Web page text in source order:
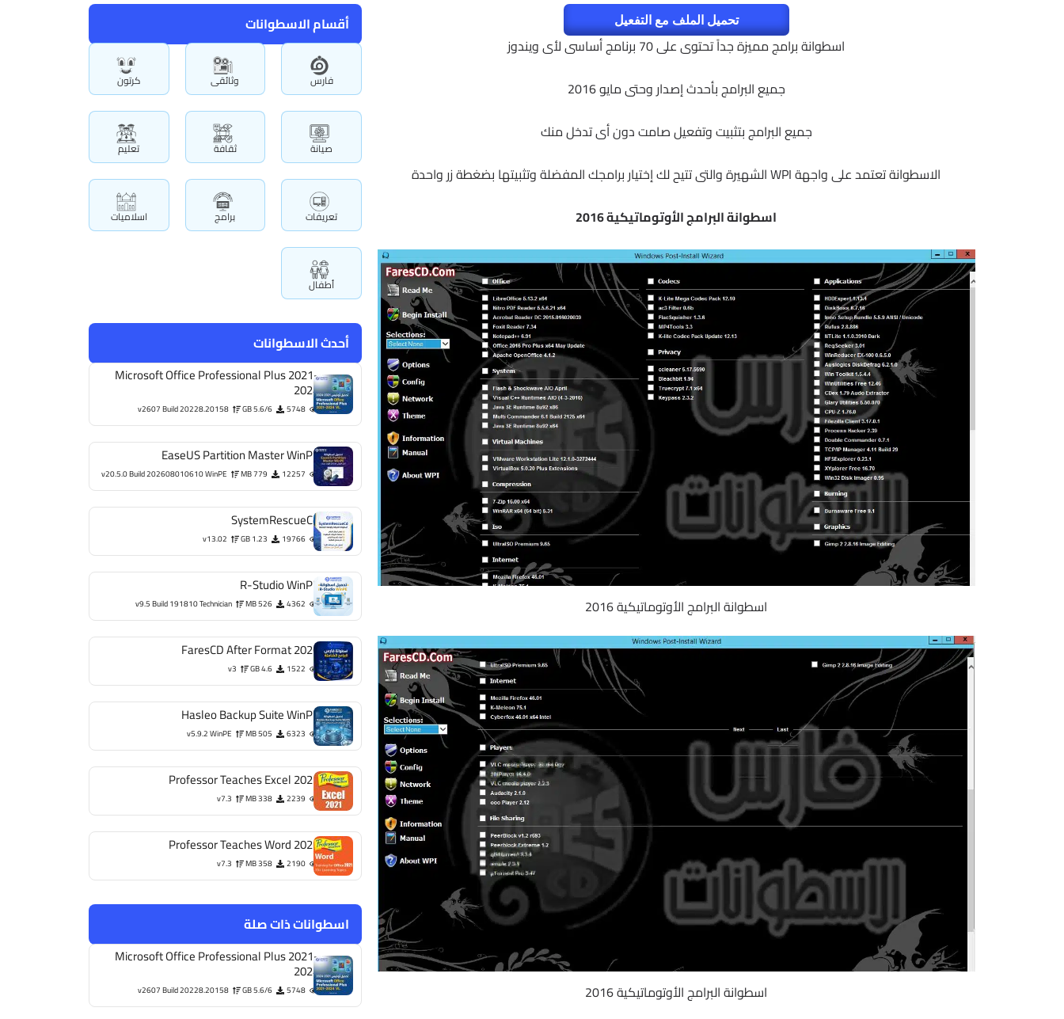
أقسام الاسطوانات
فارس وثائقى كرتون
صيانة ثقافة تعليم
تعريفات برامج اسلاميات
أطفال
أحدث الاسطوانات
Microsoft Office Professional Plus 2021-
2024
5748
5.6/6 GB
v2607 Build 20228.20158
EaseUS Partition Master WinPE
12257
779 MB
v20.5.0 Build 202608010610 WinPE
SystemRescueCd
19766
1.23 GB
v13.02
R-Studio WinPE
4362
526 MB
v9.5 Build 191810 Technician
FaresCD After Format 2026
1522
4.6 GB
v3
Hasleo Backup Suite WinPE
6323
505 MB
v5.9.2 WinPE
Professor Teaches Excel 2021
2239
338 MB
v7.3
Professor Teaches Word 2021
2190
358 MB
v7.3
اسطوانات ذات صلة
Microsoft Office Professional Plus 2021-
2024
5748
5.6/6 GB
v2607 Build 20228.20158
تحميل الملف مع التفعيل
اسطوانة برامج مميزة جداً تحتوى على 70 برنامج أساسى لأى ويندوز
جميع البرامج بأحدث إصدار وحتى مايو 2016
جميع البرامج بتثبيت وتفعيل صامت دون أى تدخل منك
الاسطوانة تعتمد على واجهة WPI الشهيرة والتى تتيح لك إختيار برامجك المفضلة وتثبيتها بضغطة زر واحدة
اسطوانة البرامج الأوتوماتيكية 2016
اسطوانة البرامج الأوتوماتيكية 2016
اسطوانة البرامج الأوتوماتيكية 2016